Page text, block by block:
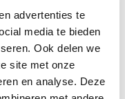
advertenties te
media te bieden
Ook delen we
site met onze
en analyse. Deze